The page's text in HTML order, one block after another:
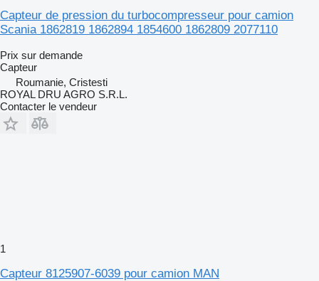
Capteur de pression du turbocompresseur pour camion
Scania 1862819 1862894 1854600 1862809 2077110
Prix sur demande
Capteur
Roumanie, Cristesti
ROYAL DRU AGRO S.R.L.
Contacter le vendeur
1
Capteur 8125907-6039 pour camion MAN